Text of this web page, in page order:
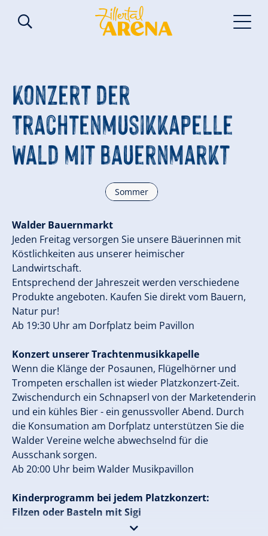
Konzert der
Trachtenmusikkapelle
Wald mit Bauernmarkt
Sommer
Walder Bauernmarkt
Jeden Freitag versorgen Sie unsere Bäuerinnen mit
Köstlichkeiten aus unserer heimischer
Landwirtschaft.
Entsprechend der Jahreszeit werden verschiedene
Produkte angeboten. Kaufen Sie direkt vom Bauern,
Natur pur!
Ab 19:30 Uhr am Dorfplatz beim Pavillon
Konzert unserer Trachtenmusikkapelle
Wenn die Klänge der Posaunen, Flügelhörner und
Trompeten erschallen ist wieder Platzkonzert-Zeit.
Zwischendurch ein Schnapserl von der Marketenderin
und ein kühles Bier - ein genussvoller Abend. Durch
die Konsumation am Dorfplatz unterstützen Sie die
Walder Vereine welche abwechselnd für die
Ausschank sorgen.
Ab 20:00 Uhr beim Walder Musikpavillon
Kinderprogramm bei jedem Platzkonzert:
Filzen oder Basteln mit Sigi